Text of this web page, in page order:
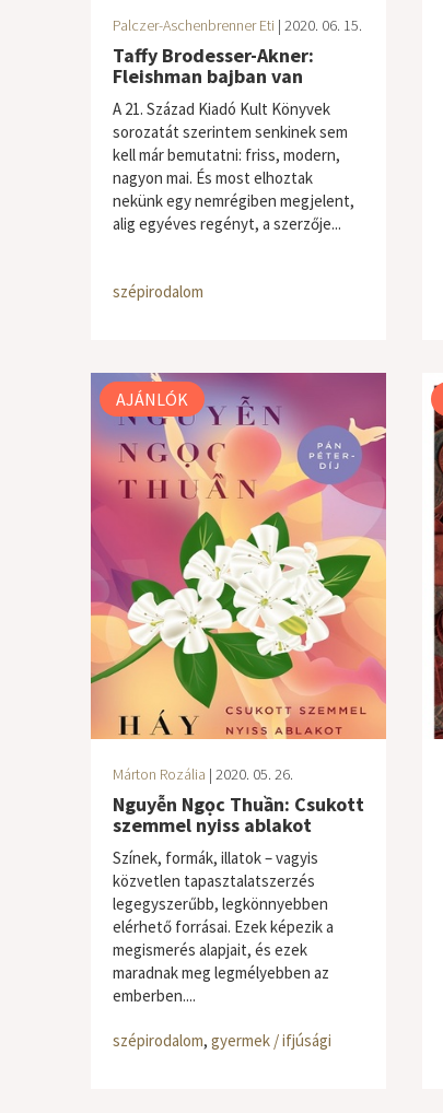
Palczer-Aschenbrenner Eti | 2020. 06. 15.
Taffy Brodesser-Akner:
Fleishman bajban van
A 21. Század Kiadó Kult Könyvek
sorozatát szerintem senkinek sem
kell már bemutatni: friss, modern,
nagyon mai. És most elhoztak
nekünk egy nemrégiben megjelent,
alig egyéves regényt, a szerzője...
szépirodalom
AJÁNLÓK
Márton Rozália | 2020. 05. 26.
Nguyễn Ngọc Thuần: Csukott
szemmel nyiss ablakot
Színek, formák, illatok – vagyis
közvetlen tapasztalatszerzés
legegyszerűbb, legkönnyebben
elérhető forrásai. Ezek képezik a
megismerés alapjait, és ezek
maradnak meg legmélyebben az
emberben....
szépirodalom, gyermek / ifjúsági